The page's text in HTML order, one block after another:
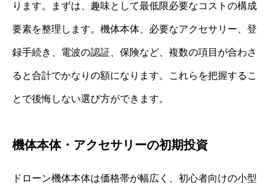
ります。まずは、趣味として最低限必要なコストの構成
要素を整理します。機体本体、必要なアクセサリー、登
録手続き、電波の認証、保険など、複数の項目が合わさ
ると合計でかなりの額になります。これらを把握するこ
とで後悔しない選び方ができます。
機体本体・アクセサリーの初期投資
ドローン機体本体は価格帯が幅広く、初心者向けの小型